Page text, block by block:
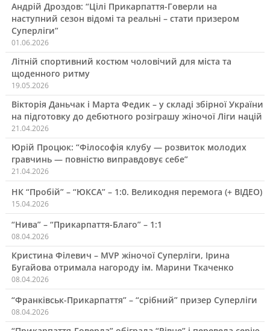
Андрій Дроздов: “Цілі Прикарпаття-Говерли на
наступний сезон відомі та реальні – стати призером
Суперліги”
01.06.2026
Літній спортивний костюм чоловічий для міста та
щоденного ритму
19.05.2026
Вікторія Даньчак і Марта Федик – у складі збірної України
на підготовку до дебютного розіграшу жіночої Ліги націй
21.04.2026
Юрій Процюк: “Філософія клубу — розвиток молодих
гравчинь — повністю виправдовує себе”
21.04.2026
НК “Пробій” – “ЮКСА” – 1:0. Великодня перемога (+ ВІДЕО)
15.04.2026
“Нива” – “Прикарпаття-Благо” – 1:1
08.04.2026
Кристина Філевич – MVP жіночої Суперліги, Ірина
Бугайова отримала нагороду ім. Марини Ткаченко
08.04.2026
“Франківськ-Прикарпаття” – “срібний” призер Суперліги
08.04.2026